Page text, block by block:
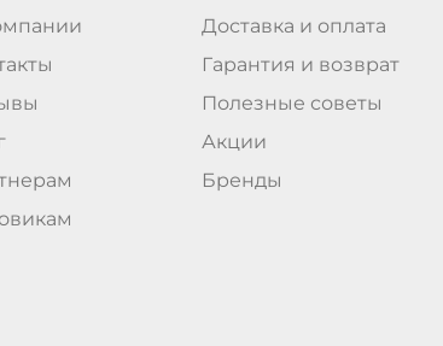
Доставка и оплата
Гарантия и возврат
Полезные советы
Акции
Бренды